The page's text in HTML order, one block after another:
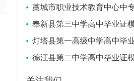
藁城市职业技术教育中心中
本奉新县第三中学高中毕业证
灯塔县第一高级中学高中毕
德江县第二中学高中毕业证